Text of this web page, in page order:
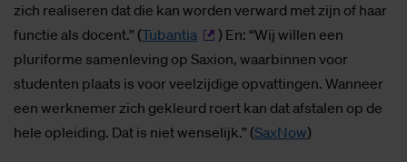
zich realiseren dat die kan worden verward met zijn of haar
functie als docent.” (Tubantia
) En: “Wij willen een
pluriforme samenleving op Saxion, waarbinnen voor
studenten plaats is voor veelzijdige opvattingen. Wanneer
een werknemer zich gekleurd roert kan dat afstalen op de
hele opleiding. Dat is niet wenselijk.” (SaxNow)